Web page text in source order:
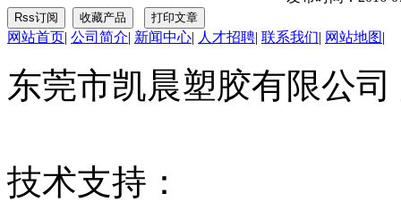
网站首页| 公司简介| 新闻中心| 人才招聘| 联系我们| 网站地图|
东莞市凯晨塑胶有限公
技术支持：